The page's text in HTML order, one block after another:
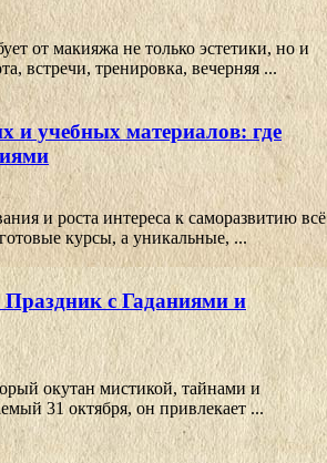
от макияжа не только эстетики, но и
встречи, тренировка, вечерняя ...
и учебных материалов: где
и роста интереса к саморазвитию всё
курсы, а уникальные, ...
с Гаданиями и
окутан мистикой, тайнами и
31 октября, он привлекает ...